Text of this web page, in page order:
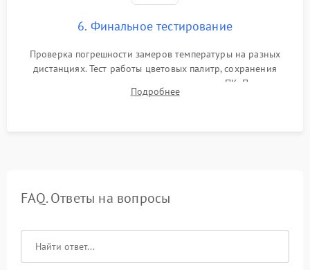
6. Финальное тестирование
Проверка погрешности замеров температуры на разных
дистанциях. Тест работы цветовых палитр, сохранения
термограмм в память и передачи данных на ПК. Проверка
автономности работы и итоговый контроль качества.
Подробнее
FAQ. Ответы на вопросы